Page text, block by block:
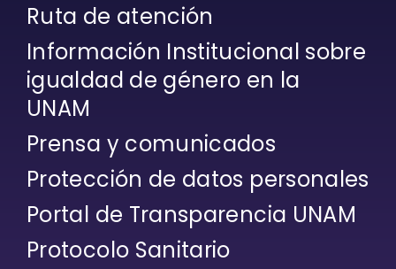
Ruta de atención
Información Institucional sobre
igualdad de género en la
UNAM
Prensa y comunicados
Protección de datos personales
Portal de Transparencia UNAM
Protocolo Sanitario